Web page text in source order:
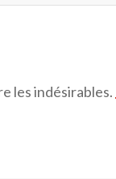
les indésirables.